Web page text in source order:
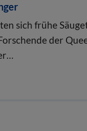
sich frühe
der